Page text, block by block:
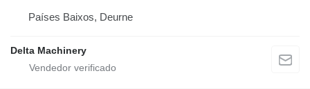
Países Baixos, Deurne
Delta Machinery